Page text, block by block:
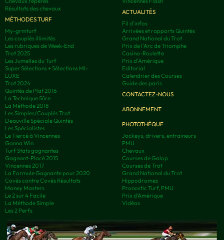
Résultats des chevaux
MÉTHODES TURF
My-grmturf
Les couplés illimités
Les rubriques de Week-End
Trot 2025
Les Jumelles du Turf
Super Sélections + Sélections MI-
LUXE
Trot 2024
Quintés de Plat 2016
La Technique Sûre
La Méthode 2018
Les Simples/Couplés Trot
Deauville Spéciale Quintés
Les Spécialistes
Le Tiercé à Vincennes
Gonna Win
Turf Stats gagnantes
Gagnant-Placé 2015
Vincennes 2017
La Formule Gagnante pour 2020
Covès contre Covès Résultats
Money Masters
Le 2 sur 4 Facile
La Méthode Simple
Les 2 Perfs
ACTUALITÉS
Fil d'infos
Arrivées et rapports Quintés
Grand National du Trot
Prix de l'Arc de Triomphe
Casino-Roulette
Prix d'Amérique
Editorial
Calendrier des Courses
Guide des paris
CONTACTEZ-NOUS
ABONNEMENT
PHOTOTHÈQUE
Jockeys, drivers, entraineurs
PMU
Chevaux
Courses de Galop
Courses de Trot
Grand National du Trot
Hippodromes
Pronostic Turf, PMU
Prix d’Amérique
Vidéos